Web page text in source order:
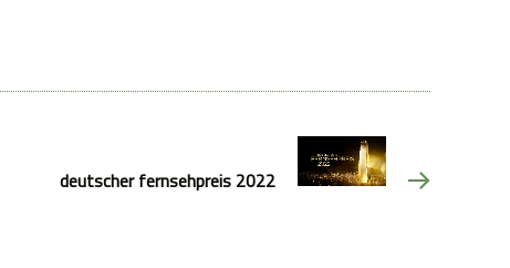
deutscher fernsehpreis 2022